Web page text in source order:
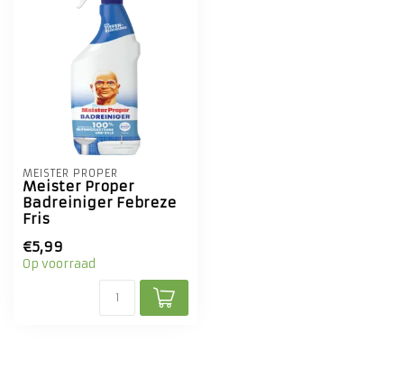
MEISTER PROPER
Meister Proper
Badreiniger Febreze
Fris
€5,99
Op voorraad